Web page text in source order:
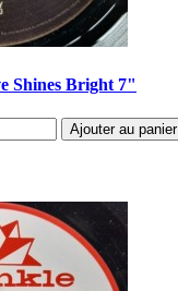
Shines Bright 7"
Ajouter au panier